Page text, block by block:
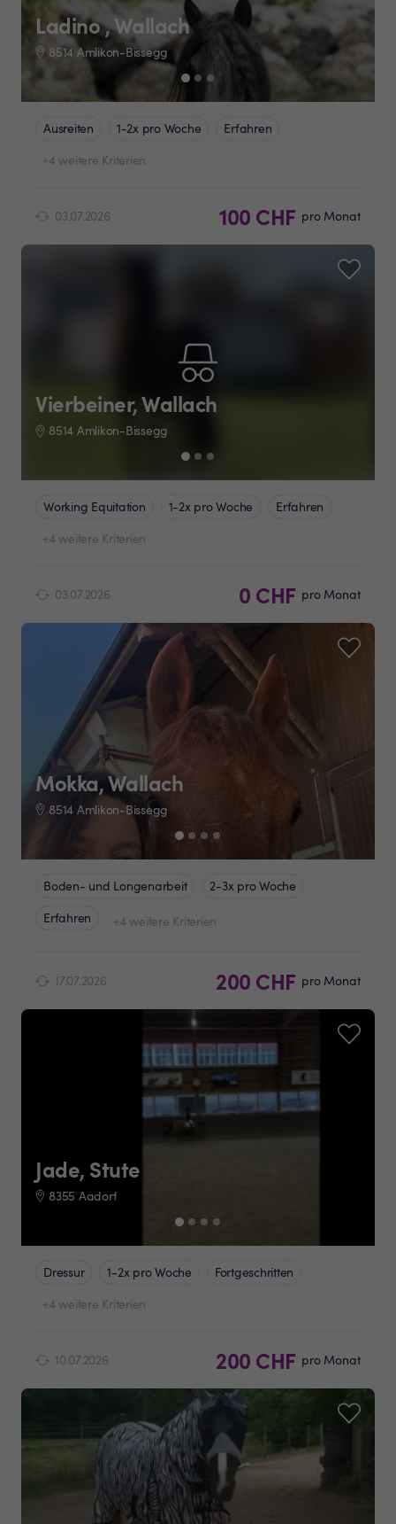
Ladino , Wallach
8514 Amlikon-Bissegg
Ausreiten 1-2x pro Woche
Erfahren
+4 weitere Kriterien
03.07.2026 100 CHF pro Monat
Vierbeiner, Wallach
8514 Amlikon-Bissegg
Working Equitation 1-2x pro Woche
Erfahren
+4 weitere Kriterien
03.07.2026 0 CHF pro Monat
Mokka, Wallach
8514 Amlikon-Bissegg
Boden- und Longenarbeit
2-3x pro Woche
Erfahren
+4 weitere Kriterien
17.07.2026 200 CHF pro Monat
Jade, Stute
8355 Aadorf
Dressur 1-2x pro Woche
Fortgeschritten
+4 weitere Kriterien
10.07.2026 200 CHF pro Monat